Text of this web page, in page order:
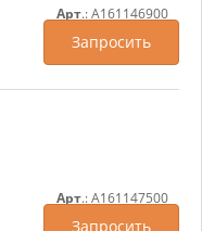
Арт.: A161146900
Запросить
Арт.: A161147500
Запросить